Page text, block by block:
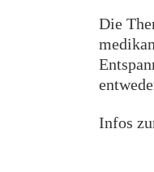
Die
Infos